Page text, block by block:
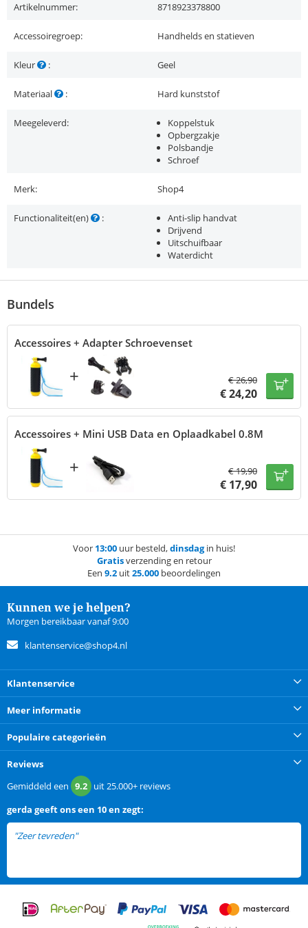
Artikelnummer: 8718923378800
Accessoiregroep: Handhelds en statieven
Kleur : Geel
Materiaal : Hard kunststof
Meegeleverd:
Koppelstuk
Opbergzakje
Polsbandje
Schroef
Merk: Shop4
Functionaliteit(en) :
Anti-slip handvat
Drijvend
Uitschuifbaar
Waterdicht
Bundels
Accessoires + Adapter Schroevenset
+ €26,90
€24,20
Accessoires + Mini USB Data en Oplaadkabel 0.8M
+ €19,90
€ 17,90
Voor 13:00 uur besteld,dinsdagin huis!
Gratisverzending en retour
Een 9.2 uit25.000 beoordelingen
Kunnen we je helpen?
Morgen bereikbaar vanaf 9:00
klantenservice@shop4.nl
Klantenservice
Meer informatie
Populaire categorieën
Reviews
Gemiddeld een 9.2 uit25.000+ reviews
gerda geeft ons een 10 en zegt:
"Zeer tevreden"